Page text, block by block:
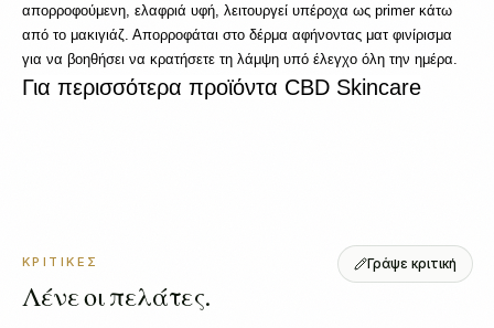
απορροφούμενη, ελαφριά υφή, λειτουργεί υπέροχα ως primer κάτω
από το μακιγιάζ. Απορροφάται στο δέρμα αφήνοντας ματ φινίρισμα
για να βοηθήσει να κρατήσετε τη λάμψη υπό έλεγχο όλη την ημέρα.
Για περισσότερα προϊόντα CBD Skincare
ΚΡΙΤΙΚΈΣ
Λένε οι πελάτες.
Γράψε κριτική